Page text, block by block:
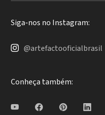
Siga-nos no Instagram:
@artefactooficialbrasil
Conheça também: